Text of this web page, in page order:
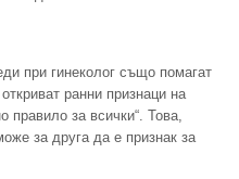
при гинеколог също помагат
ранни признаци на
правило за всички“. Това,
за друга да е признак за